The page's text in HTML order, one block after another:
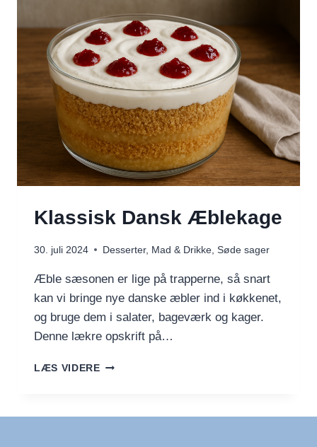
Klassisk Dansk Æblekage
30. juli 2024 Desserter, Mad & Drikke Søde sager
Æble sæsonen er lige på trapperne, så snart
kan vi bringe nye danske æbler ind i køkkenet,
og bruge dem i salater, bageværk og kager.
Denne lækre opskrift på…
LÆS VIDEREKLASSISK